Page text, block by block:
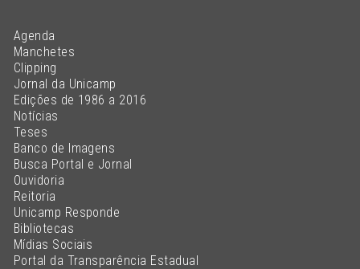
Agenda
Manchetes
Clipping
Jornal da Unicamp
Edições de 1986 a 2016
Notícias
Teses
Banco de Imagens
Busca Portal e Jornal
Ouvidoria
Reitoria
Unicamp Responde
Bibliotecas
Mídias Sociais
Portal da Transparência Estadual